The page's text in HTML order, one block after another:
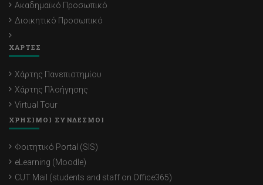
Ακαδημαϊκό Προσωπικό
Διοικητικό Προσωπικό
ΧΑΡΤΕΣ
Χάρτης Πανεπιστημίου
Χάρτης Πλοήγησης
Virtual Tour
ΧΡΗΣΙΜΟΙ ΣΥΝΔΕΣΜΟΙ
Φοιτητικό Portal (SIS)
eLearning (Moodle)
CUT Mail (students and staff on Office365)